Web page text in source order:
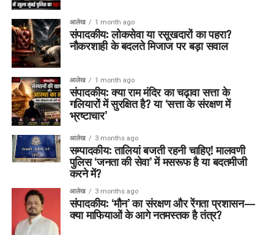
आलेख 1 month ago
संपादकीय: लोकसेवा या रसूखदारों का पहरा?
नौकरशाही के बदलते मिजाज पर बड़ा सवाल
आलेख 1 month ago
संपादकीय: क्या राम मंदिर का चढ़ावा सत्ता के
गलियारों में सुरक्षित है? या ‘सत्ता के संरक्षण में
भ्रष्टाचार’
आलेख 3 months ago
सम्पादकीय: तालियां बजती रहनी चाहिए! मालवणी
पुलिस ‘जनता की सेवा’ में मसरूफ है या बदतमीजी
करने में?
आलेख 3 months ago
संपादकीय: ‘मौन’ का संरक्षण और रेंगता प्रशासन—
क्या माफियाओं के आगे नतमस्तक है तंत्र?